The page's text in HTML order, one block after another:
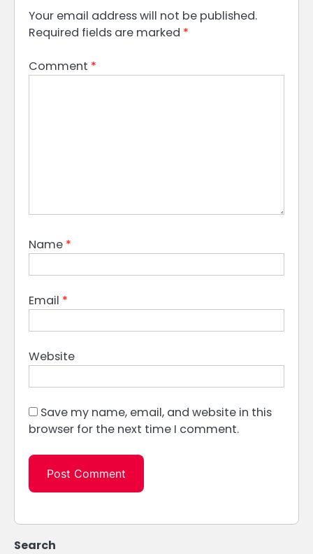
Your email address will not be published.
Required fields are marked *
Comment *
Name *
Email *
Website
Save my name, email, and website in this
browser for the next time I comment.
Search